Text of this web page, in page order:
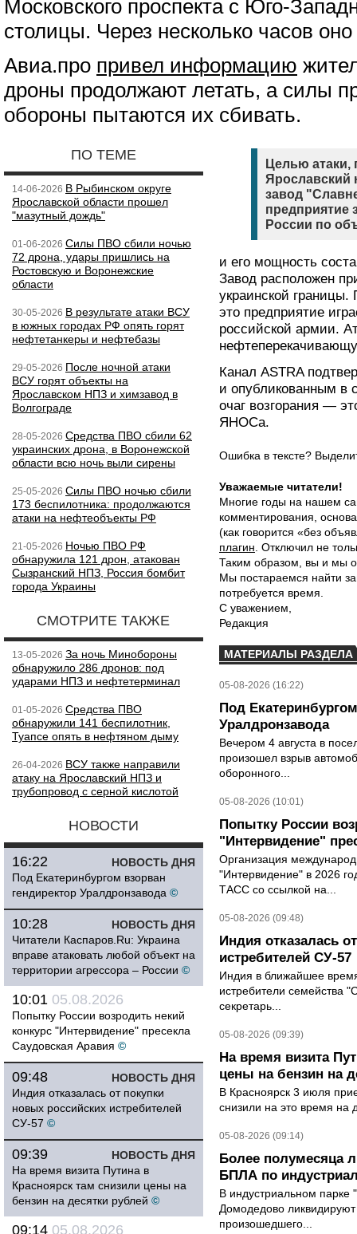
Московского проспекта с Юго-
столицы. Через несколько часов
Авиа.про привел информацию
дроны продолжают летать, а силы
обороны пытаются их сбивать.
ПО ТЕМЕ
14-06-2026 В Рыбинском округе
Ярославской области прошел
"мазутный дождь"
01-06-2026 Силы ПВО сбили ночью
72 дрона, удары пришлись на
Ростовскую и Воронежские
области
30-05-2026 В результате атаки ВСУ
в южных городах РФ опять горят
нефтетанкеры и нефтебазы
29-05-2026 После ночной атаки
ВСУ горят объекты на
Ярославском НПЗ и химзавод в
Волгограде
28-05-2026 Средства ПВО сбили 62
украинских дрона, в Воронежской
области всю ночь выли сирены
25-05-2026 Силы ПВО ночью сбили
173 беспилотника: продолжаются
атаки на нефтеобъекты РФ
21-05-2026 Ночью ПВО РФ
обнаружила 121 дрон, атакован
Сызранский НПЗ, Россия бомбит
города Украины
СМОТРИТЕ ТАКЖЕ
13-05-2026 За ночь Минобороны
обнаружило 286 дронов: под
ударами НПЗ и нефтетерминал
01-05-2026 Средства ПВО
обнаружили 141 беспилотник,
Туапсе опять в нефтяном дыму
26-04-2026 ВСУ также направили
атаку на Ярославский НПЗ и
трубопровод с серной кислотой
НОВОСТИ
НОВОСТЬ ДНЯ
16:22
Под Екатеринбургом взорван
гендиректор Уралдронзавода ©
НОВОСТЬ ДНЯ
10:28
Читатели Каспаров.Ru: Украина
вправе атаковать любой объект на
территории агрессора – России ©
10:01 05.08.2026
Попытку России возродить некий
конкурс "Интервидение" пресекла
Саудовская Аравия ©
НОВОСТЬ ДНЯ
09:48
Индия отказалась от покупки
новых российских истребителей
СУ-57 ©
НОВОСТЬ ДНЯ
09:39
На время визита Путина в
Красноярск там снизили цены на
бензин на десятки рублей ©
09:14 05.08.2026
Целью атаки,
завод
предприятие
России по
и его мощность
Завод расположен
украинской границы.
это предприятие
российской армии.
Канал ASTRA
и опубликованным в
очаг возгорания —
ЯНОСа.
Ошибка в тексте?
Уважаемые читатели!
Многие годы на нашем
комментирования,
(как говорится «без
плагин . Отключил не
Таким образом, вы и мы
Мы постараемся найти
потребуется время.
С уважением,
Редакция
МАТЕРИАЛЫ РАЗДЕЛА
05-08-2026 (16:22)
Под
Уралдронзавода
Вечером 4 августа в
произошел взрыв
оборонного...
05-08-2026 (10:01)
Попытку России
"Интервидение"
Организация
"Интервидение" в 2026
ТАСС со ссылкой на...
05-08-2026 (09:48)
Индия отказалась
истребителей СУ-57
Индия в ближайшее
истребители семейства
секретарь...
05-08-2026 (09:39)
На время визита
цены на бензин на
В Красноярск 3 июля
снизили на это время на
05-08-2026 (09:14)
Более полумесяца
БПЛА по
В индустриальном
Домодедово
произошедшего...